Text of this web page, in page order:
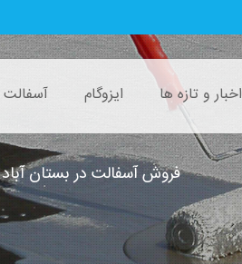
اخبار و تازه ها ایزوگام آسفالت
فروش آسفالت در بستان آباد